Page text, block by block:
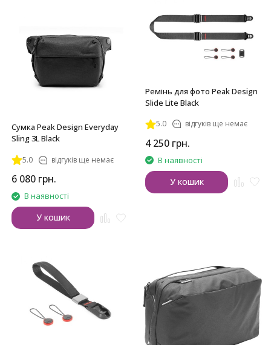
Сумка Peak Design Everyday
Sling 3L Black
5.0 відгуків ще немає
6 080 грн.
В наявності
У кошик
Ремінь для фото Peak Design
Slide Lite Black
5.0 відгуків ще немає
4 250 грн.
В наявності
У кошик